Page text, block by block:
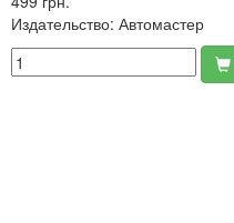
Издательство: Автомастер